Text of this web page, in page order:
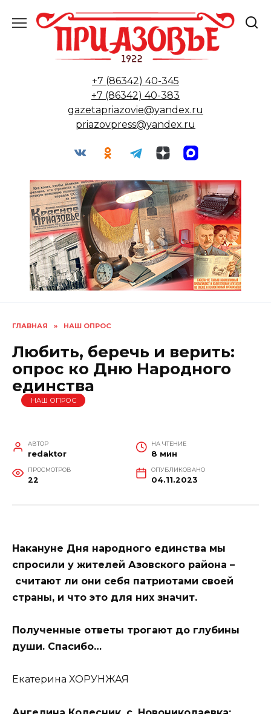
содержанию
+7 (86342) 40-345
+7 (86342) 40-383
gazetapriazovie@yandex.ru
priazovpress@yandex.ru
ГЛАВНАЯ » НАШ ОПРОС
Любить, беречь и верить:
опрос ко Дню Народного
единства
НАШ ОПРОС
АВТОР
redaktor
НА ЧТЕНИЕ
8 мин
ПРОСМОТРОВ
22
ОПУБЛИКОВАНО
04.11.2023
Накануне Дня народного единства мы
спросили у жителей Азовского района –
считают ли они себя патриотами своей
страны, и что это для них значит.
Полученные ответы трогают до глубины
души. Спасибо…
Екатерина ХОРУНЖАЯ